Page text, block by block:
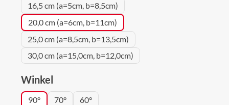
16,5 cm (a=5cm, b=8,5cm)
20,0 cm (a=6cm, b=11cm)
25,0 cm (a=8,5cm, b=13,5cm)
30,0 cm (a=15,0cm, b=12,0cm)
Winkel
90° 70° 60°